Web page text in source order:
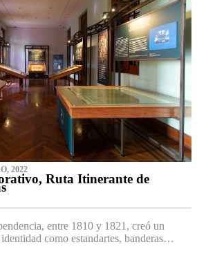
2022
Ruta Itinerante de
entre 1810 y 1821, creó un
como estandartes, banderas…